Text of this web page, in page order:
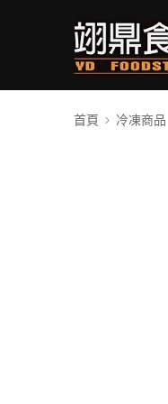
首頁 冷凍商品